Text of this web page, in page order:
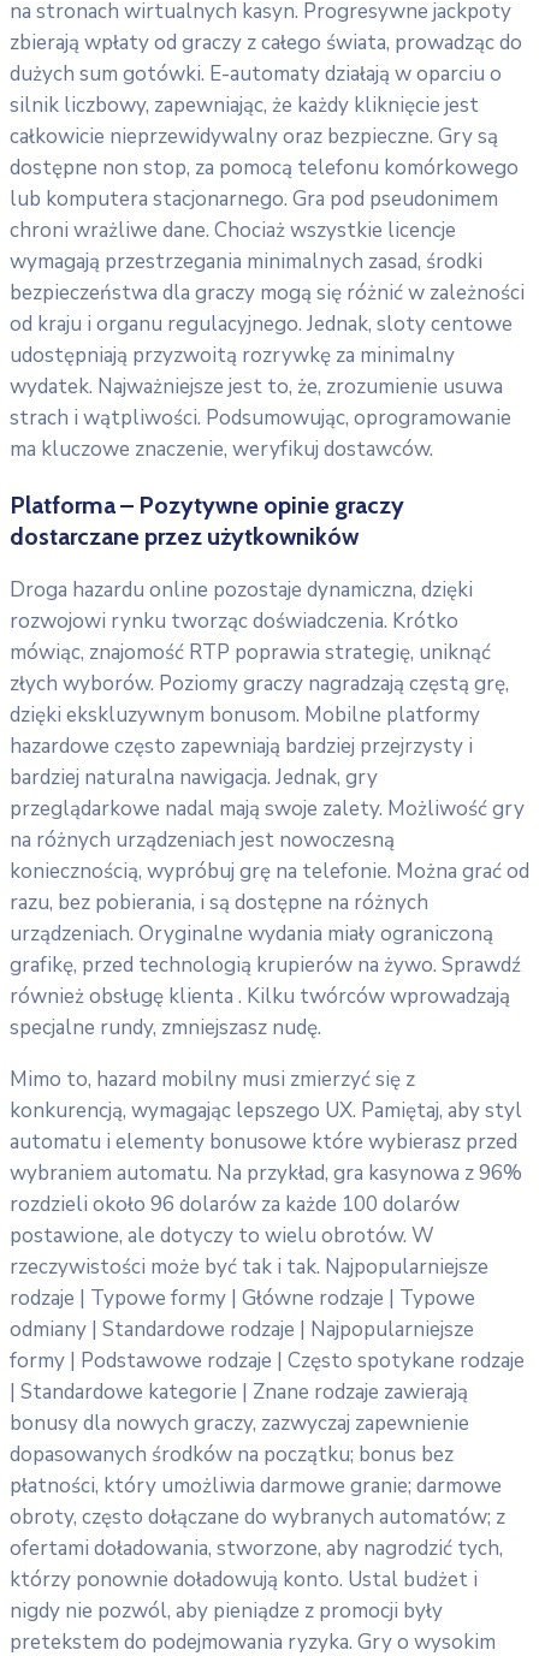
na stronach wirtualnych kasyn. Progresywne jackpoty
zbierają wpłaty od graczy z całego świata, prowadząc do
dużych sum gotówki. E-automaty działają w oparciu o
silnik liczbowy, zapewniając, że każdy kliknięcie jest
całkowicie nieprzewidywalny oraz bezpieczne. Gry są
dostępne non stop, za pomocą telefonu komórkowego
lub komputera stacjonarnego. Gra pod pseudonimem
chroni wrażliwe dane. Chociaż wszystkie licencje
wymagają przestrzegania minimalnych zasad, środki
bezpieczeństwa dla graczy mogą się różnić w zależności
od kraju i organu regulacyjnego. Jednak, sloty centowe
udostępniają przyzwoitą rozrywkę za minimalny
wydatek. Najważniejsze jest to, że, zrozumienie usuwa
strach i wątpliwości. Podsumowując, oprogramowanie
ma kluczowe znaczenie, weryfikuj dostawców.
Platforma – Pozytywne opinie graczy
dostarczane przez użytkowników
Droga hazardu online pozostaje dynamiczna, dzięki
rozwojowi rynku tworząc doświadczenia. Krótko
mówiąc, znajomość RTP poprawia strategię, uniknąć
złych wyborów. Poziomy graczy nagradzają częstą grę,
dzięki ekskluzywnym bonusom. Mobilne platformy
hazardowe często zapewniają bardziej przejrzysty i
bardziej naturalna nawigacja. Jednak, gry
przeglądarkowe nadal mają swoje zalety. Możliwość gry
na różnych urządzeniach jest nowoczesną
koniecznością, wypróbuj grę na telefonie. Można grać od
razu, bez pobierania, i są dostępne na różnych
urządzeniach. Oryginalne wydania miały ograniczoną
grafikę, przed technologią krupierów na żywo. Sprawdź
również obsługę klienta . Kilku twórców wprowadzają
specjalne rundy, zmniejszasz nudę.
Mimo to, hazard mobilny musi zmierzyć się z
konkurencją, wymagając lepszego UX. Pamiętaj, aby styl
automatu i elementy bonusowe które wybierasz przed
wybraniem automatu. Na przykład, gra kasynowa z 96%
rozdzieli około 96 dolarów za każde 100 dolarów
postawione, ale dotyczy to wielu obrotów. W
rzeczywistości może być tak i tak. Najpopularniejsze
rodzaje | Typowe formy | Główne rodzaje | Typowe
odmiany | Standardowe rodzaje | Najpopularniejsze
formy | Podstawowe rodzaje | Często spotykane rodzaje
| Standardowe kategorie | Znane rodzaje zawierają
bonusy dla nowych graczy, zazwyczaj zapewnienie
dopasowanych środków na początku; bonus bez
płatności, który umożliwia darmowe granie; darmowe
obroty, często dołączane do wybranych automatów; z
ofertami doładowania, stworzone, aby nagrodzić tych,
którzy ponownie doładowują konto. Ustal budżet i
nigdy nie pozwól, aby pieniądze z promocji były
pretekstem do podejmowania ryzyka. Gry o wysokim